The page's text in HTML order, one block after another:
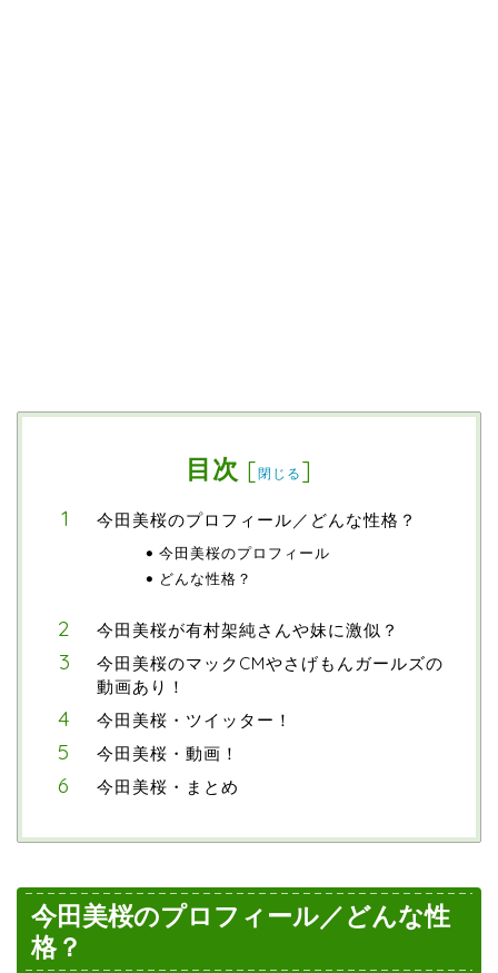
目次 [閉じる ]
今田美桜のプロフィール／どんな性格？
今田美桜のプロフィール
どんな性格？
今田美桜が有村架純さんや妹に激似？
今田美桜のマックCMやさげもんガールズの
動画あり！
今田美桜・ツイッター！
今田美桜・動画！
今田美桜・まとめ
今田美桜のプロフィール／どんな性
格？